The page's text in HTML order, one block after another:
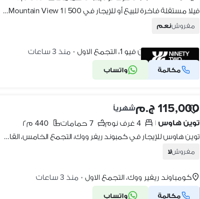
فيلا مستقلة فاخرة للبيع أو للإيجار في Mountain View 1 | 500م أرض | 540م مباني | 5 غرف | 2 ماستر | مفروشة بالكامل
مفروشنعم
كومباوند ماونتن فيو 1، التجمع الاول • منذ 3 ساعات
مكالمة واتساب شركة موثقة
115,000 ج.م
شهرياً
توين هاوس | 4 غرف نوم 7 حمامات
440 م٢
توين هاوس للإيجار في كمبوند ريفر ووك، التجمع الخامس، القاهرة الجديدة
مفروشلا
كومباوند ريفير ووك، التجمع الاول • منذ 3 ساعات
مكالمة واتساب